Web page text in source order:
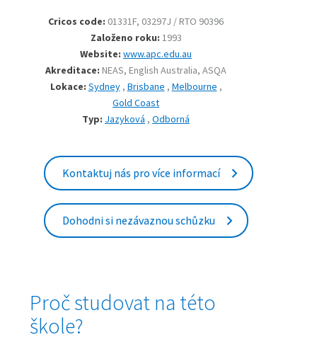
Cricos code: 01331F, 03297J / RTO 90396
Založeno roku: 1993
Website: www.apc.edu.au
Akreditace: NEAS, English Australia, ASQA
Lokace: Sydney, Brisbane , Melbourne ,
Gold Coast
Typ: Jazyková , Odborná
Kontaktuj nás pro více informací
Dohodni si nezávaznou schůzku
Proč studovat na této
škole?